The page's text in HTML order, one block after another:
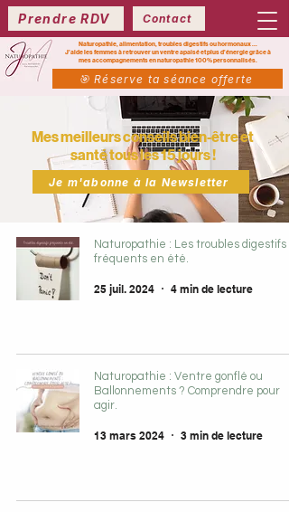
Prendre RDV Contact
Naturopathie, alimentation, troubles digestifs ou hormonaux ...
J’aide les femmes à retrouver un ventre apaisé et plus d’énergie grâce à
mesaccompagnements en naturopathie 100% personnalisés.
🎯 Réserve ta séance offerte
Mes meilleurs conseils bien-être et
santé tous les 15 jours !
Je m'abonne à la Newsletter
Naturopathie : Les troubles digestifs
fréquents en été.
25 juil. 2024 4 min de lecture
Naturopathie : Ventre gonflé ou
Ballonnements ? Comprendre pour
agir.
13 mars 2024 3 min de lecture